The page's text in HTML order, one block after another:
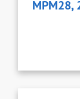
MPM28,